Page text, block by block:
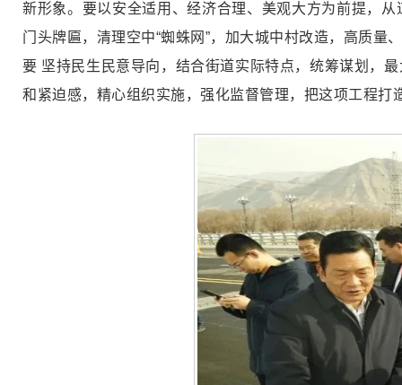
新形象。要以安全适用、经济合理、美观大方为前提，
门头牌匾，清理空中“蜘蛛网”，加大城中村改造，高质
要 坚持民生民意导向，结合街道实际特点，统筹谋划，
和紧迫感，精心组织实施，强化监督管理，把这项工程